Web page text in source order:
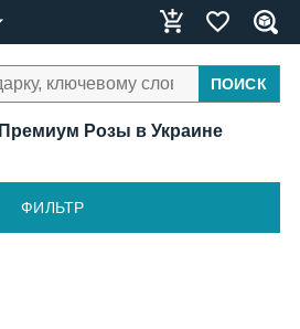
ПОИСК
Премиум Розы в Украине
ФИЛЬТР